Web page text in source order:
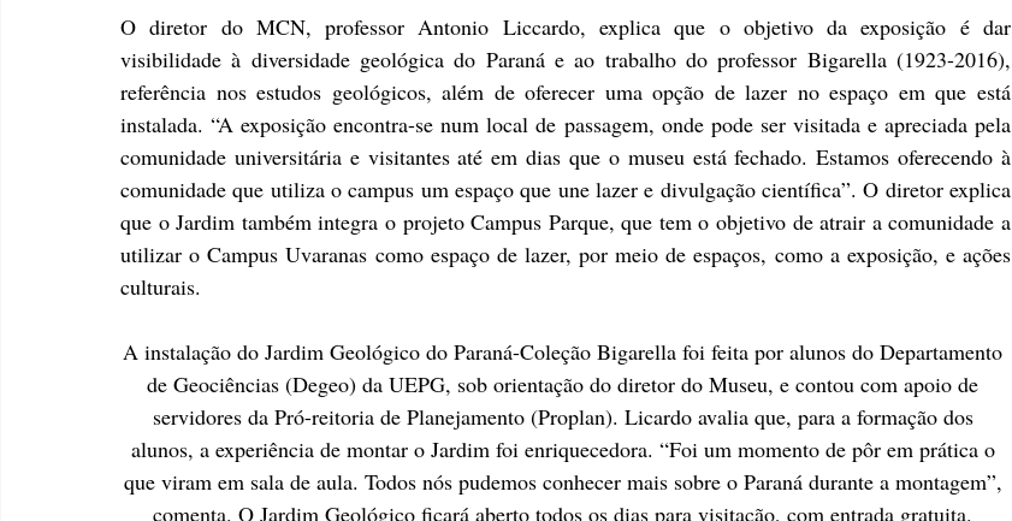
O diretor do MCN, professor Antonio Liccardo, explica que o objetivo da exposição é dar
visibilidade à diversidade geológica do Paraná e ao trabalho do professor Bigarella (1923-2016),
referência nos estudos geológicos, além de oferecer uma opção de lazer no espaço em que está
instalada. “A exposição encontra-se num local de passagem, onde pode ser visitada e apreciada pela
comunidade universitária e visitantes até em dias que o museu está fechado. Estamos oferecendo à
comunidade que utiliza o campus um espaço que une lazer e divulgação científica”. O diretor explica
que o Jardim também integra o projeto Campus Parque, que tem o objetivo de atrair a comunidade a
utilizar o Campus Uvaranas como espaço de lazer, por meio de espaços, como a exposição, e ações
culturais.
A instalação do Jardim Geológico do Paraná-Coleção Bigarella foi feita por alunos do Departamento
de Geociências (Degeo) da UEPG, sob orientação do diretor do Museu, e contou com apoio de
servidores da Pró-reitoria de Planejamento (Proplan). Licardo avalia que, para a formação dos
alunos, a experiência de montar o Jardim foi enriquecedora. “Foi um momento de pôr em prática o
que viram em sala de aula. Todos nós pudemos conhecer mais sobre o Paraná durante a montagem”,
comenta. O Jardim Geológico ficará aberto todos os dias para visitação, com entrada gratuita.